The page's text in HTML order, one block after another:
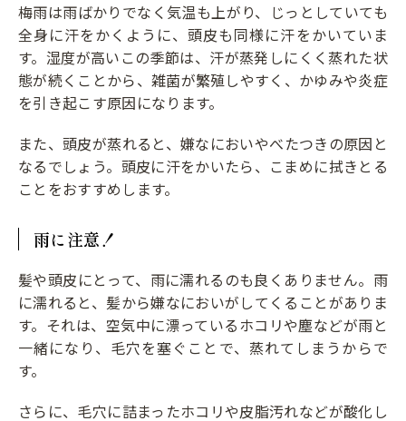
梅雨は雨ばかりでなく気温も上がり、じっとしていても
全身に汗をかくように、頭皮も同様に汗をかいていま
す。湿度が高いこの季節は、汗が蒸発しにくく蒸れた状
態が続くことから、雑菌が繁殖しやすく、かゆみや炎症
を引き起こす原因になります。
また、頭皮が蒸れると、嫌なにおいやべたつきの原因と
なるでしょう。頭皮に汗をかいたら、こまめに拭きとる
ことをおすすめします。
雨に注意！
髪や頭皮にとって、雨に濡れるのも良くありません。雨
に濡れると、髪から嫌なにおいがしてくることがありま
す。それは、空気中に漂っているホコリや塵などが雨と
一緒になり、毛穴を塞ぐことで、蒸れてしまうからで
す。
さらに、毛穴に詰まったホコリや皮脂汚れなどが酸化し